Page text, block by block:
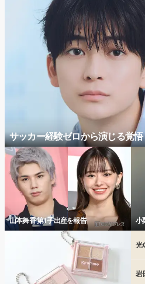
サッカー経験ゼロから演じる覚悟
山本舞香 第1子出産を報告 小
光
岩